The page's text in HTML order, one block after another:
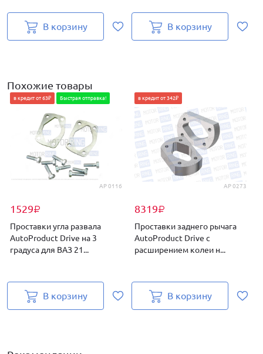
В корзину В корзину
Похожие товары
AP 0116
1529₽
в кредит от 63₽ Быстрая отправка!
Проставки угла развала
AutoProduct Drive на 3
градуса для ВАЗ 21...
В корзину
AP 0273
8319₽
в кредит от 342₽
Проставки заднего рычага
AutoProduct Drive с
расширением колеи н...
В корзину